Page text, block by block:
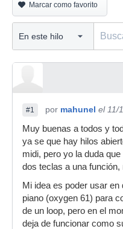
Marcar como favorito
#1 por mahunel el 11/
Muy buenas a todos y
ya se que hay hilos
midi, pero yo la duda
dos teclas a una función,
Mi idea es poder usar
piano (oxygen 61) para
de un loop, pero en el
deja de funcionar como